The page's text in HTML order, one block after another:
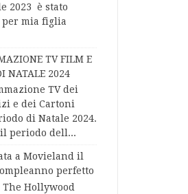
2023 è stato
mia figlia
TV FILM E
NATALE 2024
TV dei
e dei Cartoni
di Natale 2024.
periodo dell...
a Movieland il
perfetto
Hollywood